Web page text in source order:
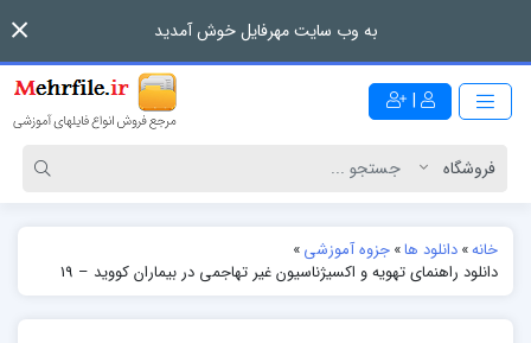
به وب سایت مهرفایل خوش آمدید
|
خانه»دانلود ها»جزوه آموزشی»
دانلود راهنمای تهویه و اکسیژناسیون غیر تهاجمی در بیماران کووید – 19